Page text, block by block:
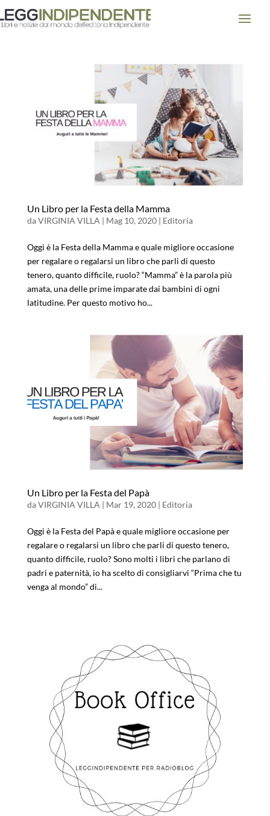
Un Libro per la Festa della Mamma
daVIRGINIA VILLA | Mag 10, 2020| Editoria
Oggi è la Festa della Mamma e quale migliore occasione
per regalare o regalarsi un libro che parli di questo
tenero, quanto difficile, ruolo? “Mamma” è la parola più
amata, una delle prime imparate dai bambini di ogni
latitudine. Per questo motivo ho...
Un Libro per la Festa del Papà
daVIRGINIA VILLA | Mar 19, 2020| Editoria
Oggi è la Festa del Papà e quale migliore occasione per
regalare o regalarsi un libro che parli di questo tenero,
quanto difficile, ruolo? Sono molti i libri che parlano di
padri e paternità, io ha scelto di consigliarvi “Prima che tu
venga al mondo” di...